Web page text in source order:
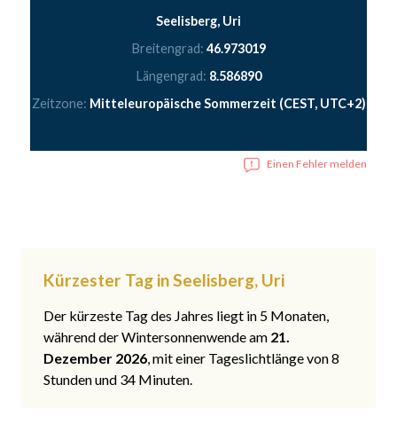
Seelisberg, Uri
Breitengrad: 46.973019
Längengrad: 8.586890
Zeitzone: Mitteleuropäische Sommerzeit (CEST, UTC+2)
Einen Fehler melden
Kürzester Tag in Seelisberg, Uri
Der kürzeste Tag des Jahres liegt in 5 Monaten,
während der Wintersonnenwende am 21.
Dezember 2026, mit einer Tageslichtlänge von 8
Stunden und 34 Minuten.